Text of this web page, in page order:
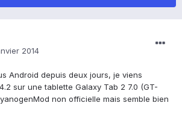
2014
Android depuis deux jours, je viens
sur une tablette Galaxy Tab 2 7.0 (GT-
non officielle mais semble bien